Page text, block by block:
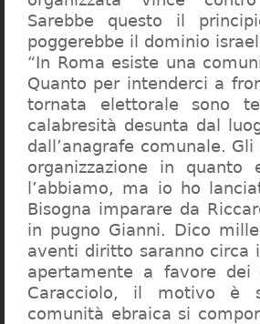
Sarebbe questo il
poggerebbe il dominio
“In Roma esiste una
Quanto per intenderci a
tornata elettorale sono
calabresità desunta dal
dall’anagrafe comunale.
organizzazione in quanto
l’abbiamo, ma io ho
Bisogna imparare da
in pugno Gianni. Dico
aventi diritto saranno circa
apertamente a favore
Caracciolo, il motivo è
comunità ebraica si